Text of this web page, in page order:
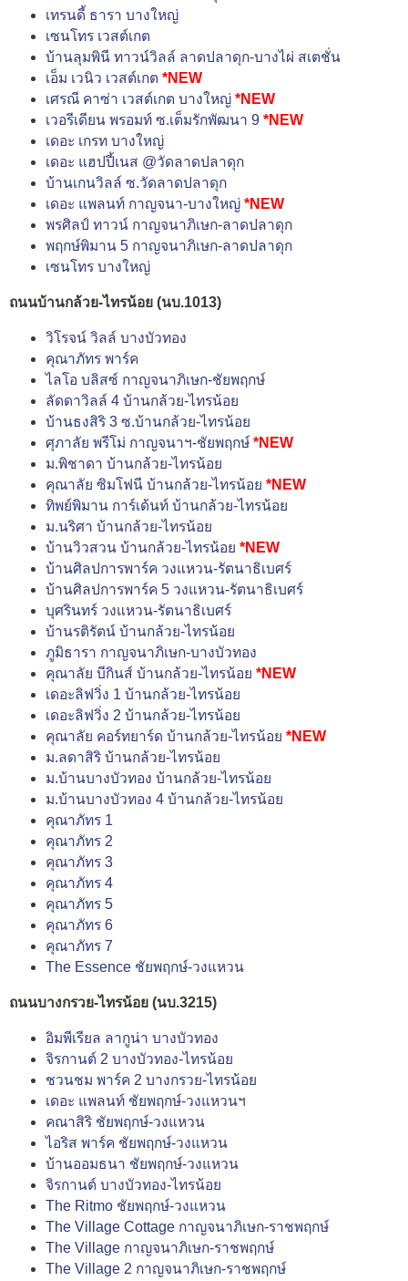
เทรนดี้ ธารา บางใหญ่
เซนโทร เวสต์เกต
บ้านลุมพินี ทาวน์วิลล์ ลาดปลาดุก-บางไผ่ สเตชั่น
เอ็ม เวนิว เวสต์เกต *NEW
เศรณี คาซ่า เวสต์เกต บางใหญ่ *NEW
เวอรีเดียน พรอมท์ ซ.เต็มรักพัฒนา 9 *NEW
เดอะ เกรท บางใหญ่
เดอะ แฮปปี้เนส @วัดลาดปลาดุก
บ้านเกนวิลล์ ซ.วัดลาดปลาดุก
เดอะ แพลนท์ กาญจนา-บางใหญ่ *NEW
พรศิลป์ ทาวน์ กาญจนาภิเษก-ลาดปลาดุก
พฤกษ์พิมาน 5 กาญจนาภิเษก-ลาดปลาดุก
เซนโทร บางใหญ่
ถนนบ้านกล้วย-ไทรน้อย (นบ.1013)
วิโรจน์ วิลล์ บางบัวทอง
คุณาภัทร พาร์ค
ไลโอ บลิสซ์ กาญจนาภิเษก-ชัยพฤกษ์
ลัดดาวิลล์ 4 บ้านกล้วย-ไทรน้อย
บ้านธงสิริ 3 ซ.บ้านกล้วย-ไทรน้อย
ศุภาลัย พรีโม่ กาญจนาฯ-ชัยพฤกษ์ *NEW
ม.พิชาดา บ้านกล้วย-ไทรน้อย
คุณาลัย ซิมโฟนี บ้านกล้วย-ไทรน้อย *NEW
ทิพย์พิมาน การ์เด้นท์ บ้านกล้วย-ไทรน้อย
ม.นริศา บ้านกล้วย-ไทรน้อย
บ้านวิวสวน บ้านกล้วย-ไทรน้อย *NEW
บ้านศิลปการพาร์ค วงแหวน-รัตนาธิเบศร์
บ้านศิลปการพาร์ค 5 วงแหวน-รัตนาธิเบศร์
บุศรินทร์ วงแหวน-รัตนาธิเบศร์
บ้านรติรัตน์ บ้านกล้วย-ไทรน้อย
ภูมิธารา กาญจนาภิเษก-บางบัวทอง
คุณาลัย บีกินส์ บ้านกล้วย-ไทรน้อย *NEW
เดอะลิฟวิ่ง 1 บ้านกล้วย-ไทรน้อย
เดอะลิฟวิ่ง 2 บ้านกล้วย-ไทรน้อย
คุณาลัย คอร์ทยาร์ด บ้านกล้วย-ไทรน้อย *NEW
ม.ลดาสิริ บ้านกล้วย-ไทรน้อย
ม.บ้านบางบัวทอง บ้านกล้วย-ไทรน้อย
ม.บ้านบางบัวทอง 4 บ้านกล้วย-ไทรน้อย
คุณาภัทร 1
คุณาภัทร 2
คุณาภัทร 3
คุณาภัทร 4
คุณาภัทร 5
คุณาภัทร 6
คุณาภัทร 7
The Essence ชัยพฤกษ์-วงแหวน
ถนนบางกรวย-ไทรน้อย (นบ.3215)
อิมพีเรียล ลากูน่า บางบัวทอง
จิรกานต์ 2 บางบัวทอง-ไทรน้อย
ชวนชม พาร์ค 2 บางกรวย-ไทรน้อย
เดอะ แพลนท์ ชัยพฤกษ์-วงแหวนฯ
คณาสิริ ชัยพฤกษ์-วงแหวน
ไอริส พาร์ค ชัยพฤกษ์-วงแหวน
บ้านออมธนา ชัยพฤกษ์-วงแหวน
จิรกานต์ บางบัวทอง-ไทรน้อย
The Ritmo ชัยพฤกษ์-วงแหวน
The Village Cottage กาญจนาภิเษก-ราชพฤกษ์
The Village กาญจนาภิเษก-ราชพฤกษ์
The Village 2 กาญจนาภิเษก-ราชพฤกษ์